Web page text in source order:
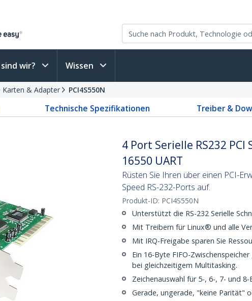
wir? Wissen
Karten & Adapter PCI4S550N
Technische Spezifikationen Treiber &
4 Port Serielle RS232
16550 UART
Rüsten Sie Ihren über einen PCI-
Speed RS-232-Ports auf.
Produkt-ID: PCI4S550N
Unterstützt die RS-232 Serielle
Mit Treibern für Linux® und alle
Mit IRQ-Freigabe sparen Sie
Ein 16-Byte FIFO-
bei gleichzeitigem Multitasking.
Zeichenauswahl für 5-, 6-, 7- und 8-
Gerade, ungerade, "keine Parität"